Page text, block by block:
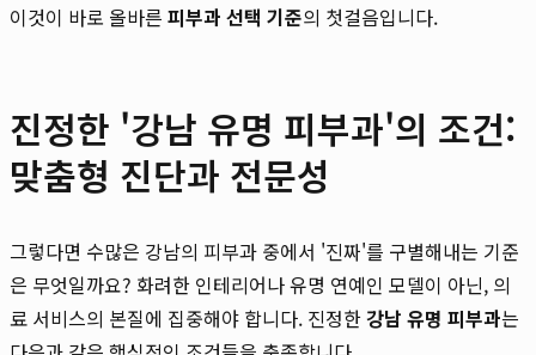
이것이 바로 올바른 피부과 선택 기준의 첫걸음입니다.
진정한 '강남 유명 피부과'의 조건:
맞춤형 진단과 전문성
그렇다면 수많은 강남의 피부과 중에서 '진짜'를 구별해내는 기준
은 무엇일까요? 화려한 인테리어나 유명 연예인 모델이 아닌, 의
료 서비스의 본질에 집중해야 합니다. 진정한강남 유명 피부과는